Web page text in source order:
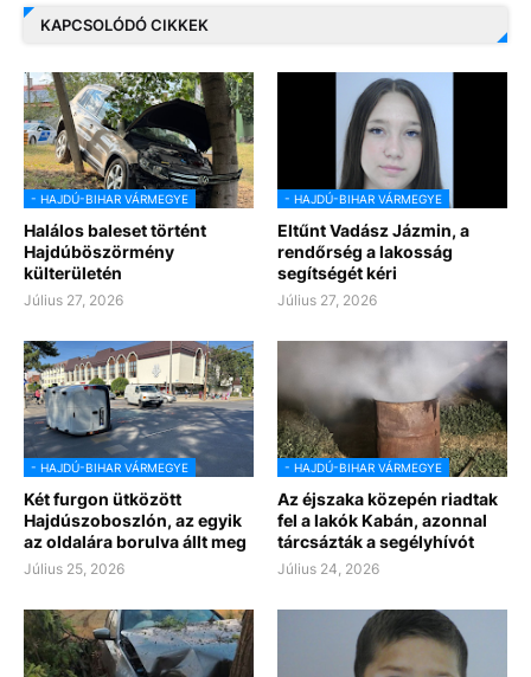
KAPCSOLÓDÓ CIKKEK
- HAJDÚ-BIHAR VÁRMEGYE
Halálos baleset történt
Hajdúböszörmény
külterületén
Július 27, 2026
- HAJDÚ-BIHAR VÁRMEGYE
Eltűnt Vadász Jázmin, a
rendőrség a lakosság
segítségét kéri
Július 27, 2026
- HAJDÚ-BIHAR VÁRMEGYE
Két furgon ütközött
Hajdúszoboszlón, az egyik
az oldalára borulva állt meg
Július 25, 2026
- HAJDÚ-BIHAR VÁRMEGYE
Az éjszaka közepén riadtak
fel a lakók Kabán, azonnal
tárcsázták a segélyhívót
Július 24, 2026